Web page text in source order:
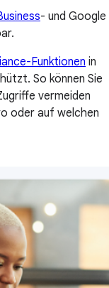
- und Google
Funktionen in
So können Sie
vermeiden
oder auf welchen